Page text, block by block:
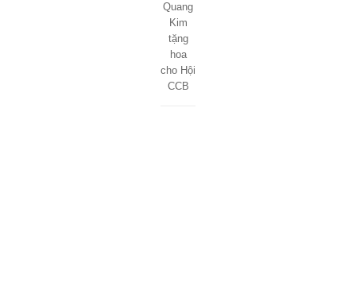
Quang
Kim
tặng
hoa
cho Hội
CCB